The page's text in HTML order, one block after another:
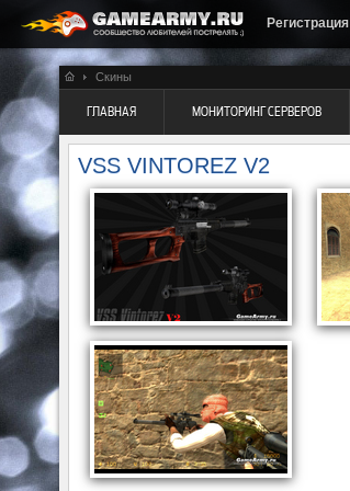
Регистрация
Скины
ГЛАВНАЯ МОНИТОРИНГ СЕРВЕРОВ
VSS VINTOREZ V2